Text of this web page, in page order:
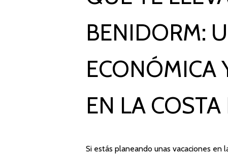
BENIDORM:
ECONÓMICA
EN LA
Si estás planeando unas vacaciones en